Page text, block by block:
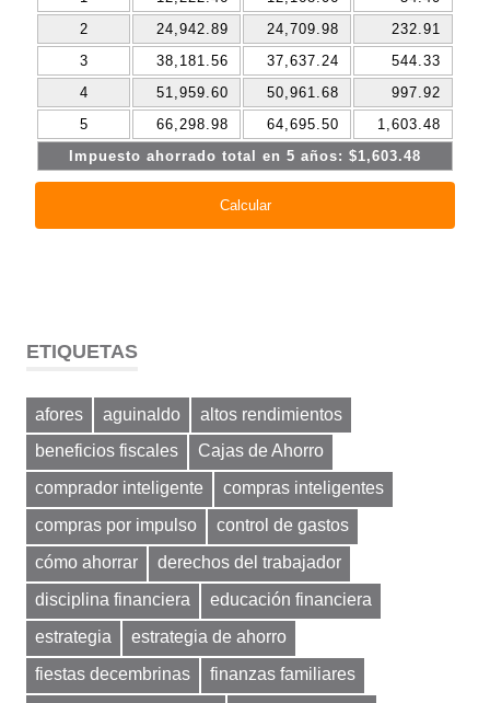
ETIQUETAS
afores aguinaldo
altos rendimientos
beneficios fiscales
Cajas de Ahorro
comprador inteligente
compras inteligentes
compras por impulso
control de gastos
cómo ahorrar
derechos del trabajador
disciplina financiera
educación financiera
estrategia
estrategia de ahorro
fiestas decembrinas
finanzas familiares